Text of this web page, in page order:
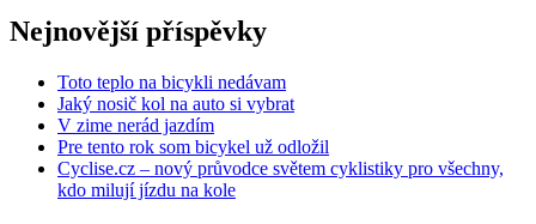
Nejnovější příspěvky
Toto teplo na bicykli nedávam
Jaký nosič kol na auto si vybrat
V zime nerád jazdím
Pre tento rok som bicykel už odložil
Cyclise.cz – nový průvodce světem cyklistiky pro všechny,
kdo milují jízdu na kole